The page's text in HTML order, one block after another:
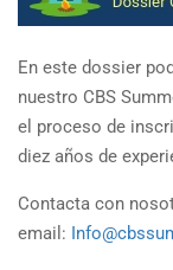
En este dossier
nuestro CBS
el proceso de
diez años de
Contacta con
email: